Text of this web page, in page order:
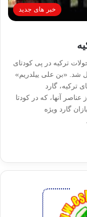
خبر های جدید
ترکیه در پی کودتای
شد. «بن علی ییلدریم»
ترکیه، گارد
را پس از بازداشت ۳۰۰ نفر از عناصر آنها، که در کودتا
گارد ویژه